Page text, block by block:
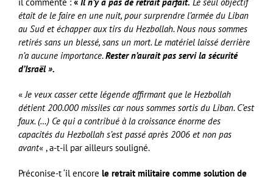
il commente : « Il n’y a pas de retrait parfait. Le seul objectif
était de le faire en une nuit, pour surprendre l’armée du Liban
au Sud et échapper aux tirs du Hezbollah. Nous nous sommes
retirés sans un blessé, sans un mort. Le matériel laissé derrière
n’a aucune importance.Rester n’aurait pas servi la sécurité
d’Israël ».
«Je veux casser cette légende affirmant que le Hezbollah
détient 200.000 missiles car nous sommes sortis du Liban. C’est
faux. (…) Ce qui a contribué à la croissance énorme des
capacités du Hezbollah s’est passé après 2006 et non pas
avant« , a-t-il par ailleurs souligné.
Préconise-t ‘il encore le retrait militaire comme solution de